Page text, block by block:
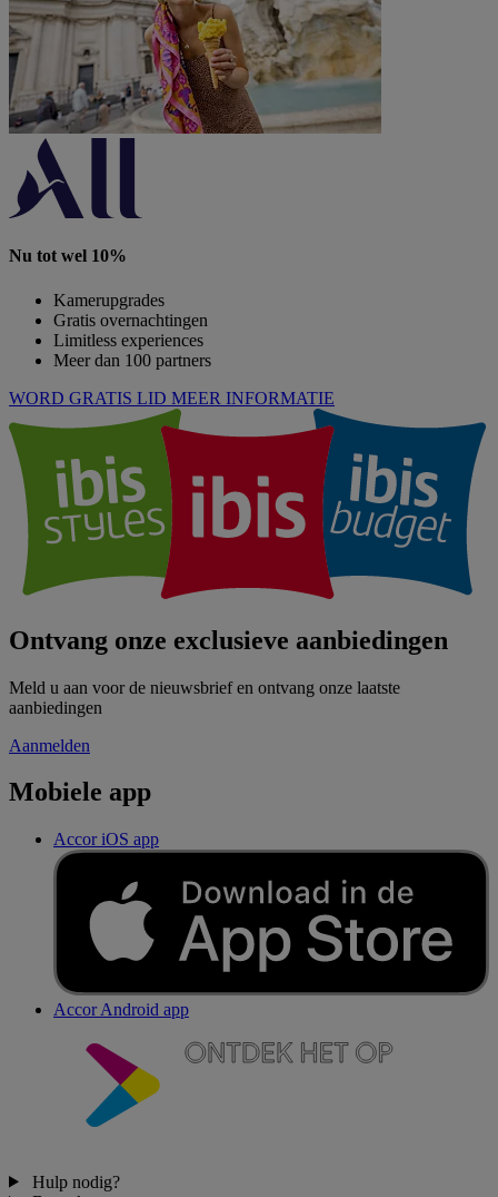
Nu tot wel 10%
Kamerupgrades
Gratis overnachtingen
Limitless experiences
Meer dan 100 partners
WORD GRATIS LID MEER INFORMATIE
Ontvang onze exclusieve aanbiedingen
Meld u aan voor de nieuwsbrief en ontvang onze laatste
aanbiedingen
Aanmelden
Mobiele app
Accor iOS app
Accor Android app
Hulp nodig?